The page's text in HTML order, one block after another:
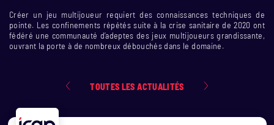
Créer un jeu multijoueur requiert des connaissances techniques de
pointe. Les confinements répétés suite à la crise sanitaire de 2020 ont
fédéré une communauté d’adeptes des jeux multijoueurs grandissante,
ouvrant la porte à de nombreux débouchés dans le domaine.
TOUTES LES ACTUALITÉS